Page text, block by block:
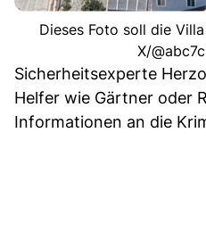
Dieses Foto soll die
X/
Sicherheitsexperte
Helfer wie Gärtner oder
Informationen an die